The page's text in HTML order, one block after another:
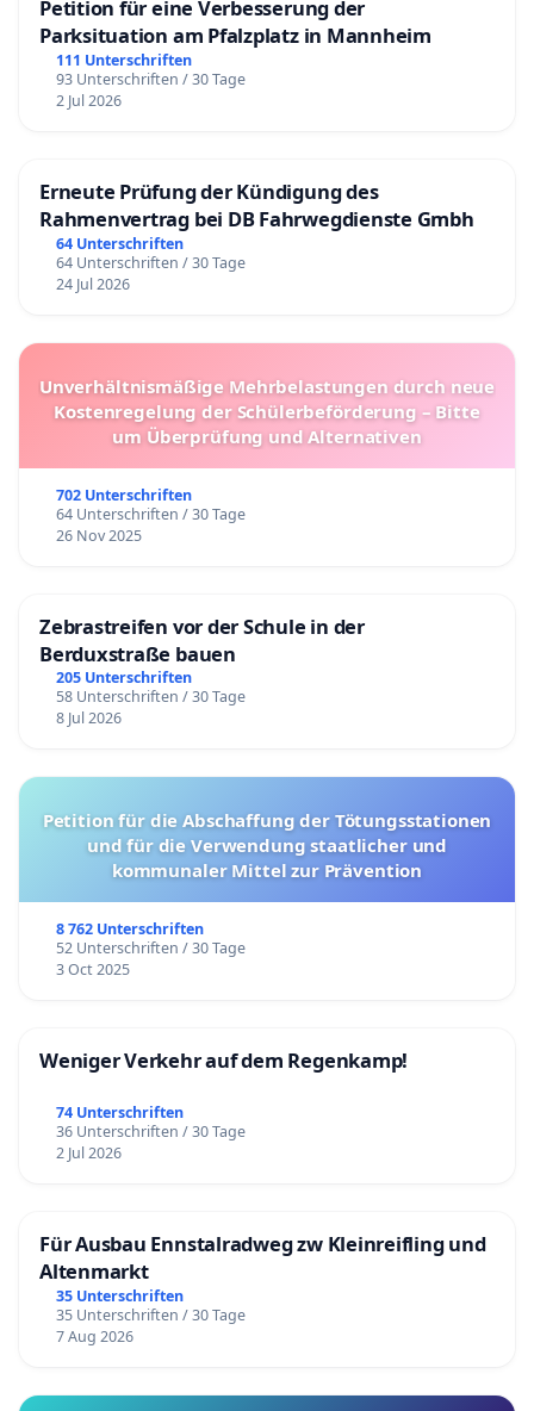
Petition für eine Verbesserung der
Parksituation am Pfalzplatz in Mannheim
111 Unterschriften
93 Unterschriften / 30 Tage
2 Jul 2026
Erneute Prüfung der Kündigung des
Rahmenvertrag bei DB Fahrwegdienste Gmbh
64 Unterschriften
64 Unterschriften / 30 Tage
24 Jul 2026
Unverhältnismäßige Mehrbelastungen durch neue
Kostenregelung der Schülerbeförderung – Bitte
um Überprüfung und Alternativen
702 Unterschriften
64 Unterschriften / 30 Tage
26 Nov 2025
Zebrastreifen vor der Schule in der
Berduxstraße bauen
205 Unterschriften
58 Unterschriften / 30 Tage
8 Jul 2026
Petition für die Abschaffung der Tötungsstationen
und für die Verwendung staatlicher und
kommunaler Mittel zur Prävention
8 762 Unterschriften
52 Unterschriften / 30 Tage
3 Oct 2025
Weniger Verkehr auf dem Regenkamp!
74 Unterschriften
36 Unterschriften / 30 Tage
2 Jul 2026
Für Ausbau Ennstalradweg zw Kleinreifling und
Altenmarkt
35 Unterschriften
35 Unterschriften / 30 Tage
7 Aug 2026